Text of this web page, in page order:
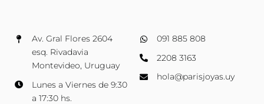
Av. Gral Flores 2604
esq. Rivadavia
Montevideo, Uruguay
Lunes a Viernes de 9:30
a 17:30 hs.
091 885 808
2208 3163
hola@parisjoyas.uy